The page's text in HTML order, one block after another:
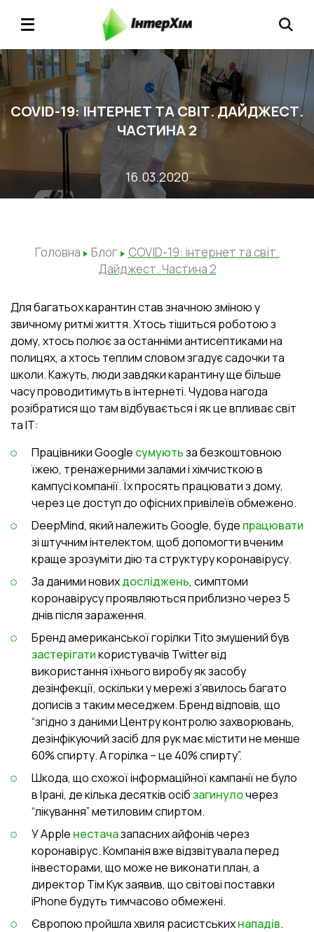
COVID-19: ІНТЕРНЕТ ТА СВІТ. ДАЙДЖЕСТ.
ЧАСТИНА 2
16.03.2020
Головна Блог
COVID-19: інтернет та світ.
Дайджест. Частина 2
Для багатьох карантин став значною зміною у
звичному ритмі життя. Хтось тішиться роботою з
дому, хтось полює за останніми антисептиками на
полицях, а хтось теплим словом згадує садочки та
школи. Кажуть, люди завдяки карантину ще більше
часу проводитимуть в інтернеті. Чудова нагода
розібратися що там відбувається і як це впливає світ
та ІТ:
Працівники Google сумуютьза безкоштовною
їжею, тренажерними залами і хімчисткою в
кампусі компанії. Їх просять працювати з дому,
через це доступ до офісних привілеїв обмежено.
DeepMind, який належить Google, буде працювати
зі штучним інтелектом, щоб допомогти вченим
краще зрозуміти дію та структуру коронавірусу.
За даними новихдосліджень, симптоми
коронавірусу проявляються приблизно через 5
днів після зараження.
Бренд американської горілки Tito змушений був
застерігатикористувачів Twitter від
використання їхнього виробу як засобу
дезінфекції, оскільки у мережі з’явилось багато
дописів з таким меседжем. Бренд відповів, що
“згідно з даними Центру контролю захворювань,
дезінфікуючий засіб для рук має містити не менше
60% спирту. А горілка – це 40% спирту”.
Шкода, що схожої інформаційної кампанії не було
в Ірані, де кілька десятків осібзагинулочерез
“лікування” метиловим спиртом.
У Apple нестачазапасних айфонів через
коронавірус. Компанія вже відзвітувала перед
інвесторами, що може не виконати план, а
директор Тім Кук заявив, що світові поставки
iPhone будуть тимчасово обмежені.
Європою пройшла хвиля расистськихнападів.